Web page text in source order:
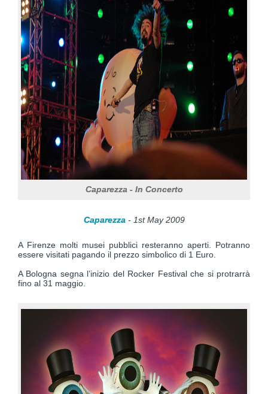
Caparezza - In Concerto
Caparezza - 1st May 2009
A Firenze molti musei pubblici resteranno aperti. Potranno
essere visitati pagando il prezzo simbolico di 1 Euro.
A Bologna segna l’inizio del Rocker Festival che si protrarrà
fino al 31 maggio.